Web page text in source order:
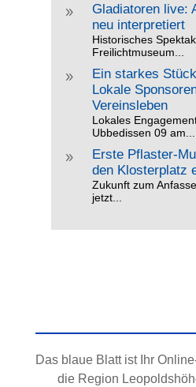
9
Gladiatoren live:
neu interpretiert
Historisches
Freilichtmuseum...
9
Ein starkes
Lokale
Vereinsleben
Lokales
Ubbedissen 09 am...
9
Erste Pflaster-
den Klosterplatz
Zukunft zum
jetzt...
Das blaue Blatt ist Ihr
die Region